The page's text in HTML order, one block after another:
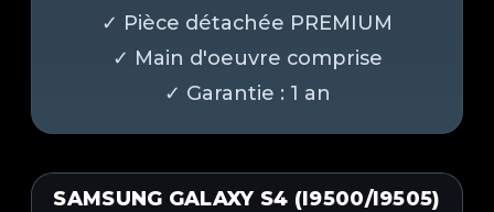
SAMSUNG GALAXY S4 (I9500/I9505)